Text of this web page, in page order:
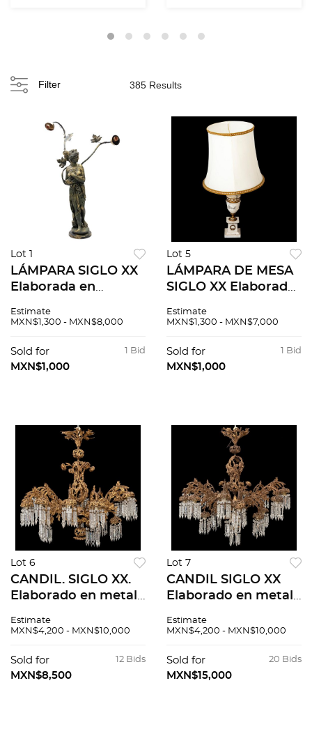
sobre...
Filter 385 Results
Lot 1
LÁMPARA SIGLO XX
Elaborada en
con figura femenina
elementos
arquitectónicos,
Estimate
MXN$1,300 - MXN$8,000
1 Bid
Sold for
MXN$1,000
Lot 5
LÁMPARA DE MESA
SIGLO XX Elaborada
veteado y metal
pantalla, fuste a
manera de jarrón y
Estimate
MXN$1,300 - MXN$7,000
1 Bid
Sold for
MXN$1,000
Lot 6
CANDIL. SIGLO XX.
Elaborado en metal
y cristal cortado.
de rosas a doce
brazos, Para 24
Estimate
MXN$4,200 - MXN$10,000
12 Bids
Sold for
MXN$8,500
Lot 7
CANDIL SIGLO XX
Elaborado en metal
y cristal cortado.
de rosas con doce
brazos. Para 24
Estimate
MXN$4,200 - MXN$10,000
20 Bids
Sold for
MXN$15,000